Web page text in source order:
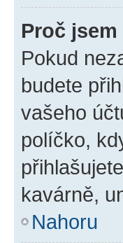
Proč
Pokud
budete
vašeho
políčko,
kavárně,
Nahoru